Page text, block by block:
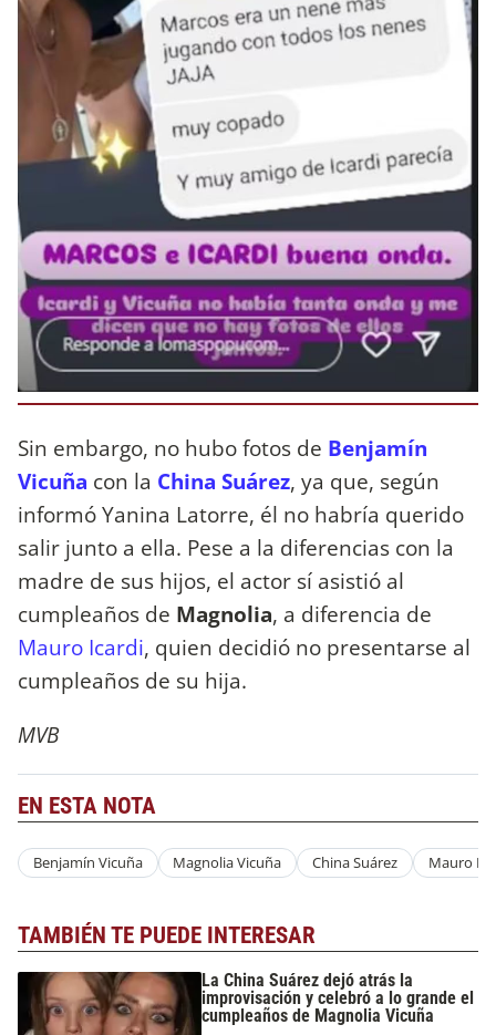
Sin embargo, no hubo fotos de Benjamín
Vicuña con la China Suárez, ya que, según
informó Yanina Latorre, él no habría querido
salir junto a ella. Pese a la diferencias con la
madre de sus hijos, el actor sí asistió al
cumpleaños de Magnolia, a diferencia de
Mauro Icardi, quien decidió no presentarse al
cumpleaños de su hija.
MVB
EN ESTA NOTA
Benjamín Vicuña Magnolia Vicuña China Suárez Mauro
TAMBIÉN TE PUEDE INTERESAR
La China Suárez dejó atrás la
improvisación y celebró a lo grande el
cumpleaños de Magnolia Vicuña